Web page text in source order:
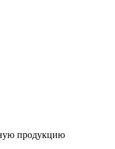
продукцию